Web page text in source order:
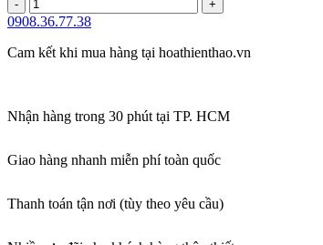
0908.36.77.38
Cam kết khi mua hàng tại hoathienthao.vn
Nhận hàng trong 30 phút tại TP. HCM
Giao hàng nhanh miễn phí toàn quốc
Thanh toán tận nơi (tùy theo yêu cầu)